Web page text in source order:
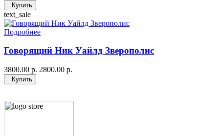
Купить
text_sale
Подробнее
Говорящий Ник Уайлд Зверополис
3800.00 р. 2800.00 р.
Купить